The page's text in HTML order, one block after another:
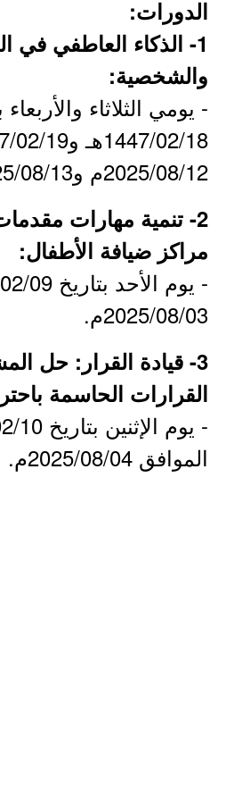
الدورات:
1- الذكاء العاطفي في
والشخصية:
- يومي الثلاثاء والأربعاء
2025/08/12م و2025/08/13م.
2- تنمية مهارات
مراكز ضيافة الأطفال:
2025/08/03م.
3- قيادة القرار: حل
القرارات الحاسمة
الموافق 2025/08/04م.